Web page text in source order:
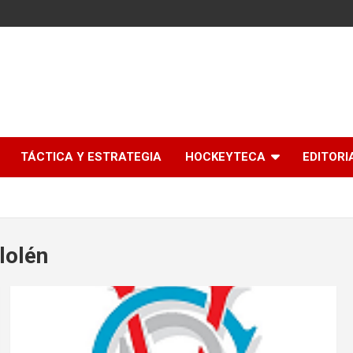
TÁCTICA Y ESTRATEGIA HOCKEYTECA